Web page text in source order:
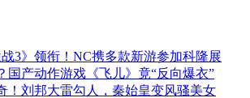
战3》领衔！NC携多款新游参加科隆展
国产动作游戏《飞儿》竟“反向爆衣”
！刘邦大雷勾人，秦始皇变风骚美女